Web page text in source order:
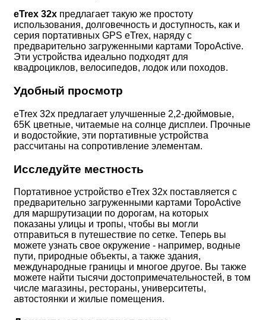
eTrex 32x предлагает такую же простоту
использования, долговечность и доступность, как и
серия портативных GPS eTrex, наряду с
предварительно загруженными картами TopoActive.
Эти устройства идеально подходят для
квадроциклов, велосипедов, лодок или походов.
Удобный просмотр
eTrex 32x предлагает улучшенные 2,2-дюймовые,
65K цветные, читаемые на солнце дисплеи. Прочные
и водостойкие, эти портативные устройства
рассчитаны на сопротивление элементам.
Исследуйте местность
Портативное устройство eTrex 32x поставляется с
предварительно загруженными картами TopoActive
для маршрутизации по дорогам, на которых
показаны улицы и тропы, чтобы вы могли
отправиться в путешествие по сетке. Теперь вы
можете узнать свое окружение - например, водные
пути, природные объекты, а также здания,
международные границы и многое другое. Вы также
можете найти тысячи достопримечательностей, в том
числе магазины, рестораны, университеты,
автостоянки и жилые помещения.